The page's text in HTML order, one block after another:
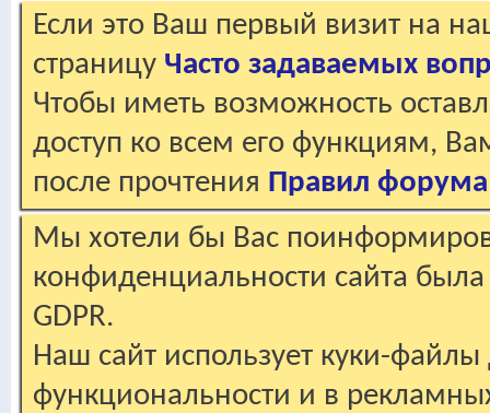
Если это Ваш первый визит на
страницу Часто задаваемых
Чтобы иметь возможность
доступ ко всем его функциям,
после прочтения Правил форума
Мы хотели бы Вас
конфиденциальности сайта
GDPR.
Наш сайт использует куки-файлы
функциональности и в